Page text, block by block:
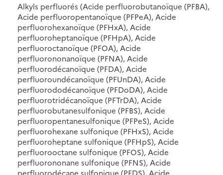
Alkyls perfluorés (Acide perfluorobutanoïque (PFBA),
Acide perfluoropentanoïque (PFPeA), Acide
perfluorohexanoïque (PFHxA), Acide
perfluoroheptanoïque (PFHpA), Acide
perfluoroctanoïque (PFOA), Acide
perfluorononanoïque (PFNA), Acide
perfluorodécanoïque (PFDA), Acide
perfluoroundécanoïque (PFUnDA), Acide
perfluorododécanoïque (PFDoDA), Acide
perfluorotridécanoïque (PFTrDA), Acide
perfluorobutanesulfonique (PFBS), Acide
perfluoropentanesulfonique (PFPeS), Acide
perfluorohexane sulfonique (PFHxS), Acide
perfluoroheptane sulfonique (PFHpS), Acide
perfluorooctane sulfonique (PFOS), Acide
perfluorononane sulfonique (PFNS), Acide
perfluorodécane sulfonique (PFDS), Acide